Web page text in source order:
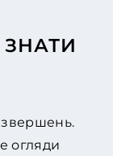
звершень.
огляди